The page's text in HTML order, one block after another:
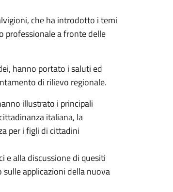
che ha introdotto i temi
professionale a fronte delle
hanno portato i saluti ed
di rilievo regionale.
illustrato i principali
italiana, la
per i figli di cittadini
e alla discussione di quesiti
applicazioni della nuova